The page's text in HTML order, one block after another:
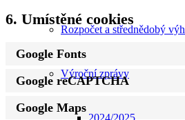
Rozpočet a střednědobý
Výroční zprávy
2024/2025
6. Umístěné cookies
Google Fonts
Google reCAPTCHA
Google Maps